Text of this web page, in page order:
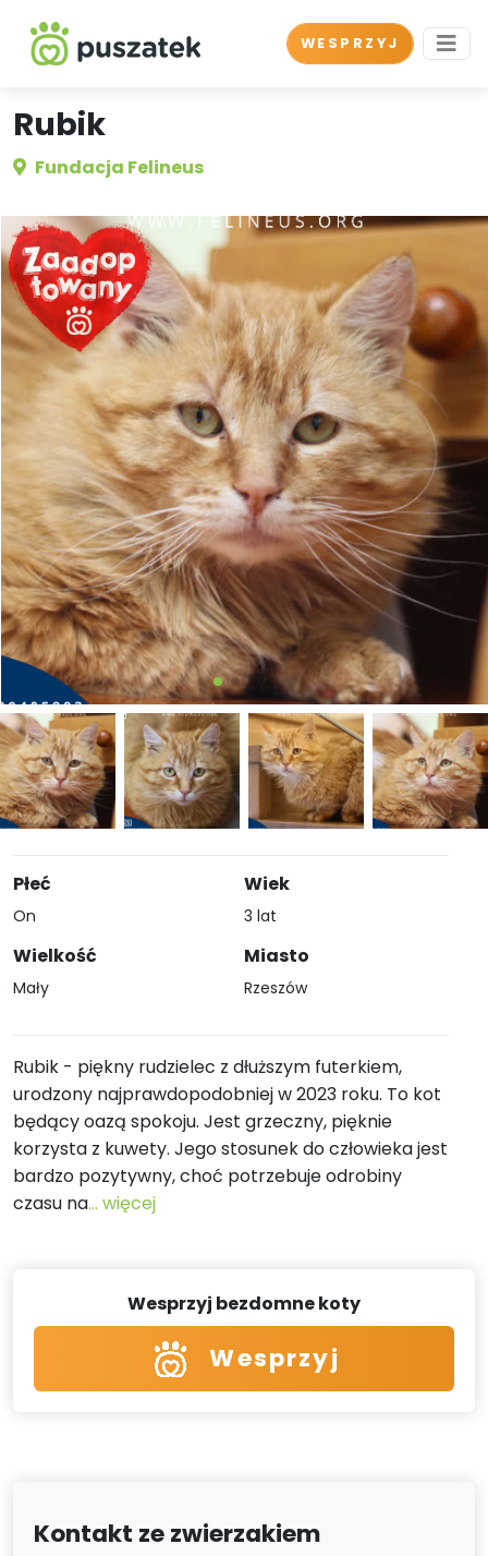
WESPRZYJ
Rubik
Fundacja Felineus
Płeć
On
Wielkość
Mały
Wiek
3 lat
Miasto
Rzeszów
Rubik - piękny rudzielec z dłuższym futerkiem,
urodzony najprawdopodobniej w 2023 roku. To kot
będący oazą spokoju. Jest grzeczny, pięknie
korzysta z kuwety. Jego stosunek do człowieka jest
bardzo pozytywny, choć potrzebuje odrobiny
czasu na... więcej
Wesprzyj bezdomne koty
Wesprzyj
Kontakt ze zwierzakiem